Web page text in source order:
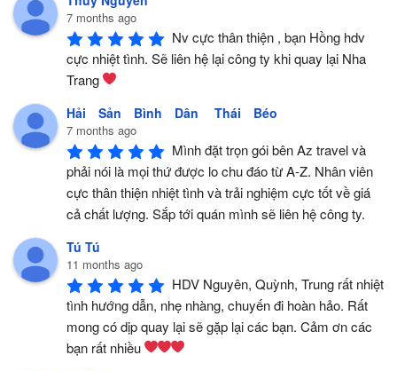
7 months ago
Nv cực thân thiện , bạn Hồng hdv
cực nhiệt tình. Sẽ liên hệ lại công ty khi quay lại Nha
Trang
Hải Sản Bình Dân Thái Béo
7 months ago
Mình đặt trọn gói bên Az travel và
phải nói là mọi thứ được lo chu đáo từ A-Z. Nhân viên
cực thân thiện nhiệt tình và trải nghiệm cực tốt về giá
cả chất lượng. Sắp tới quán mình sẽ liên hệ công ty.
Tú Tú
11 months ago
HDV Nguyên, Quỳnh, Trung rất nhiệt
tình hướng dẫn, nhẹ nhàng, chuyến đi hoàn hảo. Rất
mong có dịp quay lại sẽ gặp lại các bạn. Cảm ơn các
bạn rất nhiều